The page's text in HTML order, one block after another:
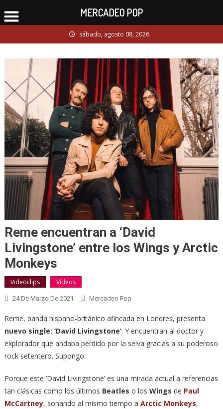
to
sábado, agosto 08, 2026
Reme encuentran a ‘David
Livingstone’ entre los Wings y Arctic
Monkeys
Videoclips Vídeos
24 De Marzo De 2021 Mercadeo Pop
Reme, banda hispano-británico afincada en Londres, presenta
nuevo single: ‘David Livingstone’. Y encuentran al doctor y
explorador que andaba perdido por la selva gracias a su poderoso
rock setentero. Supongo.
Porque este ‘David Livingstone’ es una mirada actual a referencias
tan clásicas como los últimos Beatles o los Wings de Paul
McCartney, sonando al mismo tiempo a Arctic Monkeys,
MERCADEO POP